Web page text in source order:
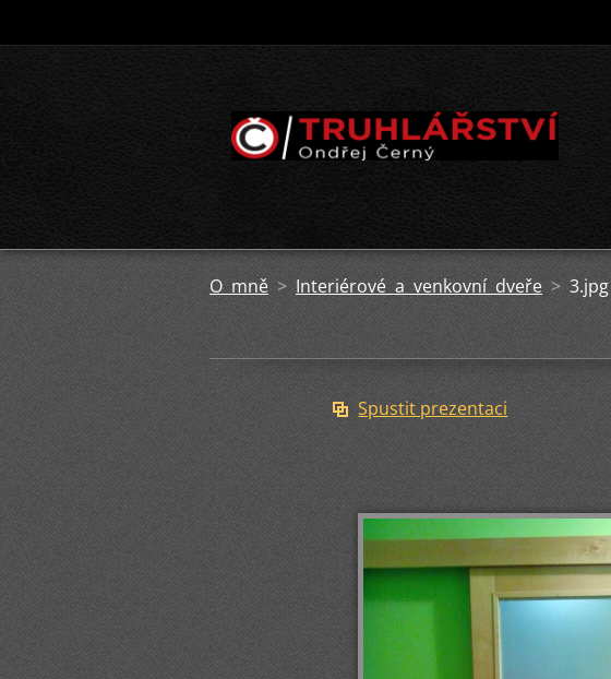
O mně > Interiérové a venkovní dveře > 3.jpg
Spustit prezentaci